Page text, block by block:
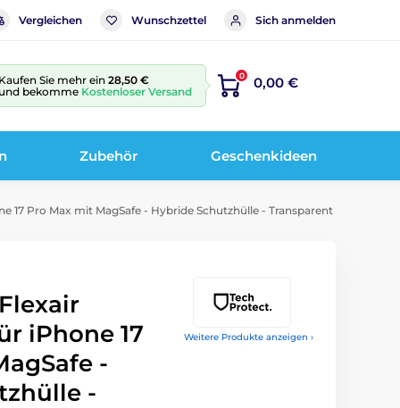
Vergleichen Wunschzettel Sich anmelden
Kaufen Sie mehr ein 28,50 €
und bekomme Kostenloser Versand
0 0,00 €
Zubehör Geschenkideen
17 Pro Max mit MagSafe - Hybride Schutzhülle - Transparent
Weitere Produkte anzeigen ›
iPhone 17
-
-